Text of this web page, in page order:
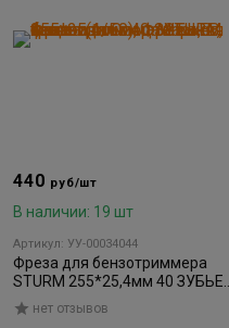
440 руб/шт
В наличии: 19 шт
Артикул: УУ-00034044
Фреза для бензотриммера
STURM 255*25,4мм 40 ЗУБЬЕВ,
защита от наматывания травы
(1/50)
нет отзывов